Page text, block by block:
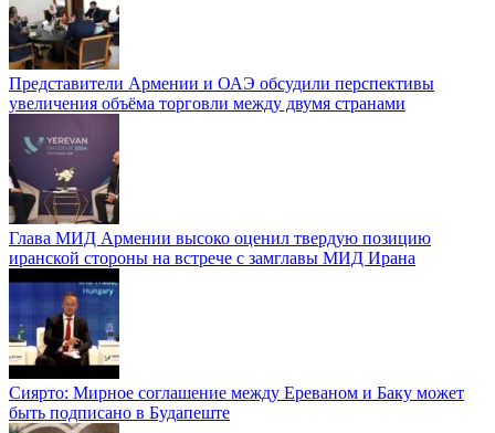
Представители Армении и ОАЭ обсудили перспективы
увеличения объёма торговли между двумя странами
Глава МИД Армении высоко оценил твердую позицию
иранской стороны на встрече с замглавы МИД Ирана
Сиярто: Мирное соглашение между Ереваном и Баку может
быть подписано в Будапеште